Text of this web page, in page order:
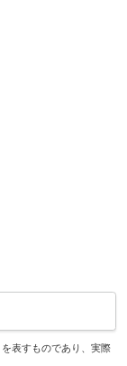
表すものであり、実際